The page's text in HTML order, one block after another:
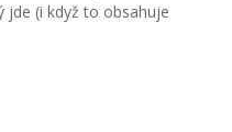
jde (i když to obsahuje